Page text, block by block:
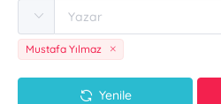
Mustafa Yılmaz
Yenile